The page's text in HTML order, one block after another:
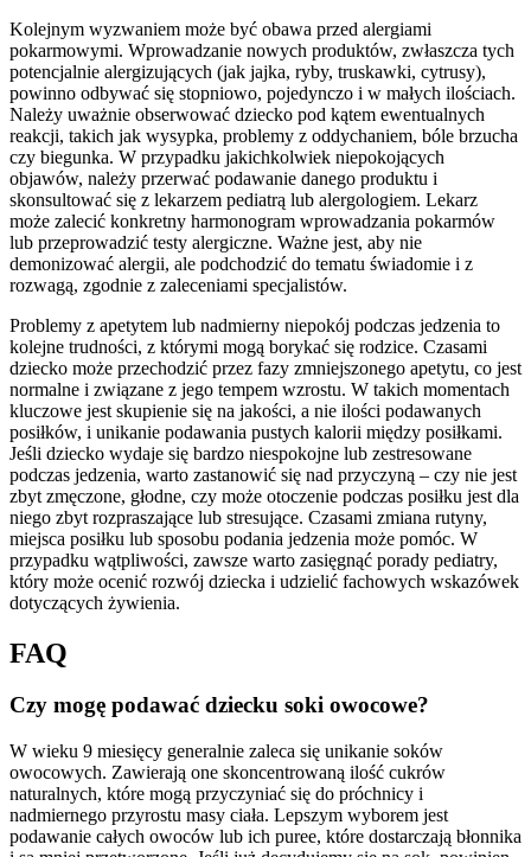
Kolejnym wyzwaniem może być obawa przed alergiami
pokarmowymi. Wprowadzanie nowych produktów, zwłaszcza tych
potencjalnie alergizujących (jak jajka, ryby, truskawki, cytrusy),
powinno odbywać się stopniowo, pojedynczo i w małych ilościach.
Należy uważnie obserwować dziecko pod kątem ewentualnych
reakcji, takich jak wysypka, problemy z oddychaniem, bóle brzucha
czy biegunka. W przypadku jakichkolwiek niepokojących
objawów, należy przerwać podawanie danego produktu i
skonsultować się z lekarzem pediatrą lub alergologiem. Lekarz
może zalecić konkretny harmonogram wprowadzania pokarmów
lub przeprowadzić testy alergiczne. Ważne jest, aby nie
demonizować alergii, ale podchodzić do tematu świadomie i z
rozwagą, zgodnie z zaleceniami specjalistów.
Problemy z apetytem lub nadmierny niepokój podczas jedzenia to
kolejne trudności, z którymi mogą borykać się rodzice. Czasami
dziecko może przechodzić przez fazy zmniejszonego apetytu, co jest
normalne i związane z jego tempem wzrostu. W takich momentach
kluczowe jest skupienie się na jakości, a nie ilości podawanych
posiłków, i unikanie podawania pustych kalorii między posiłkami.
Jeśli dziecko wydaje się bardzo niespokojne lub zestresowane
podczas jedzenia, warto zastanowić się nad przyczyną – czy nie jest
zbyt zmęczone, głodne, czy może otoczenie podczas posiłku jest dla
niego zbyt rozpraszające lub stresujące. Czasami zmiana rutyny,
miejsca posiłku lub sposobu podania jedzenia może pomóc. W
przypadku wątpliwości, zawsze warto zasięgnąć porady pediatry,
który może ocenić rozwój dziecka i udzielić fachowych wskazówek
dotyczących żywienia.
FAQ
Czy mogę podawać dziecku soki owocowe?
W wieku 9 miesięcy generalnie zaleca się unikanie soków
owocowych. Zawierają one skoncentrowaną ilość cukrów
naturalnych, które mogą przyczyniać się do próchnicy i
nadmiernego przyrostu masy ciała. Lepszym wyborem jest
podawanie całych owoców lub ich puree, które dostarczają błonnika